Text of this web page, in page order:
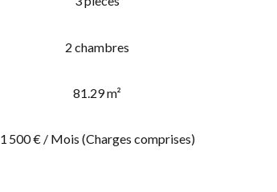
2 chambres
81.29 m²
1 500 € / Mois (Charges comprises)